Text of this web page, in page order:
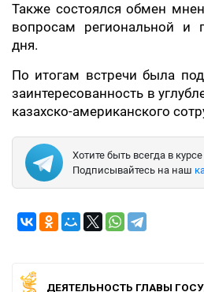
Также состоялся обмен
вопросам региональной и
дня.
По итогам встречи была
заинтересованность в
казахско-американского
Хотите быть всегда в
Подписывайтесь на наш
ДЕЯТЕЛЬНОСТЬ ГЛАВЫ